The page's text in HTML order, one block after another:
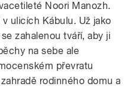
Noori Manozh.
ulicích Kábulu. Už jako
zahalenou tváří, aby ji
na sebe ale
převratu
rodinného domu a